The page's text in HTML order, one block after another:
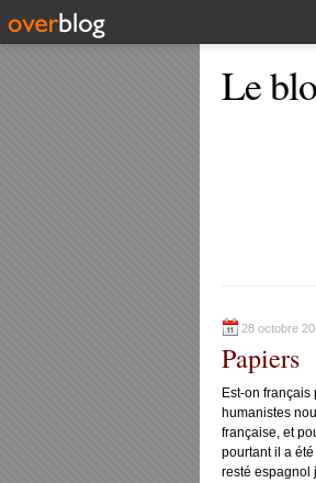
Le
28 octobre
Papiers
Est-on français
humanistes
française, et
pourtant il a
resté espagnol